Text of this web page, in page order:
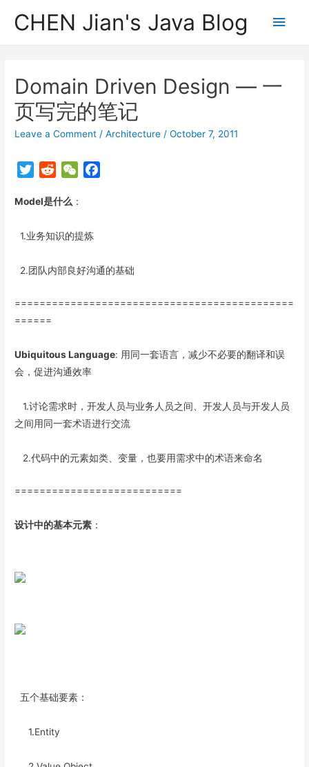
CHEN Jian's Java Blog
Main
Domain Driven Design — 一
页写完的笔记
Leave a Comment /Architecture /October 7, 2011
T
i
t
r
d
i
W
a
o
Model是什么 ：
1.业务知识的提炼
2.团队内部良好沟通的基础
=============================================
======
Ubiquitous Language: 用同一套语言，减少不必要的翻译和误
会，促进沟通效率
1.讨论需求时，开发人员与业务人员之间、开发人员与开发人员
之间用同一套术语进行交流
2.代码中的元素如类、变量，也要用需求中的术语来命名
===========================
设计中的基本元素 ：
五个基础要素：
1.Entity